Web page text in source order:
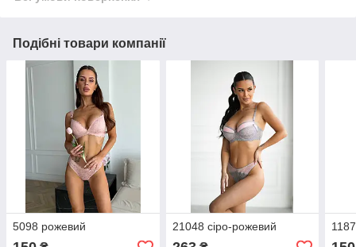
Подібні товари компанії
5098 рожевий 21048 сіро-рожевий